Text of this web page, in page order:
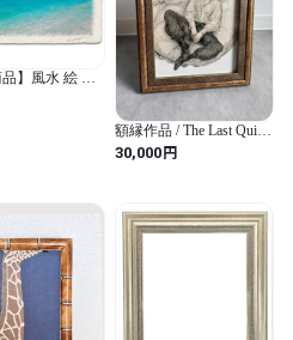
品】風水 絵 絵
ンテリア アー
風景画 おしゃ
額縁作品 / The Last Quiet
Day
30,000円